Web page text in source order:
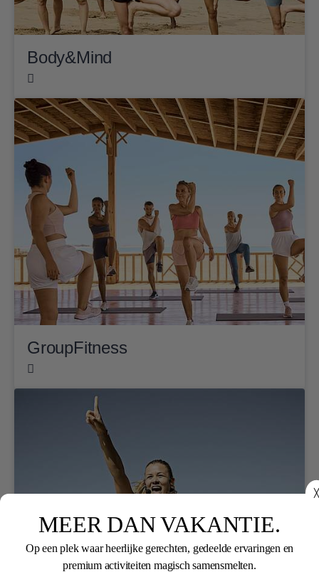
╳
MEER DAN VAKANTIE.
Op een plek waar heerlijke gerechten, gedeelde ervaringen en
premium activiteiten magisch samensmelten.
Body&Mind
GroupFitness